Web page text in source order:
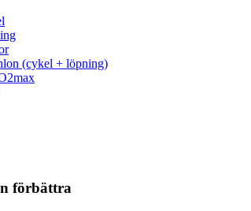
(cykel + löpning)
förbättra​